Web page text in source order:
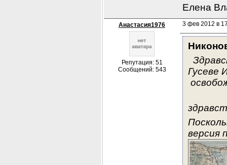
Елена
Анастасия1976
Репутация: 51
Сообщений: 543
3 фев 2012 в
Гусеве
версия